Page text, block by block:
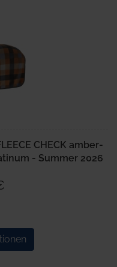
CHECK amber-
- Summer 2026